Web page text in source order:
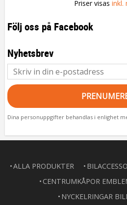
Priser visas inkl.
Följ oss på Facebook
Nyhetsbrev
Dina personuppgifter behandlas i enlighet
ALLA PRODUKTER
CENTRUMKÅPOR
NYCKELRINGAR